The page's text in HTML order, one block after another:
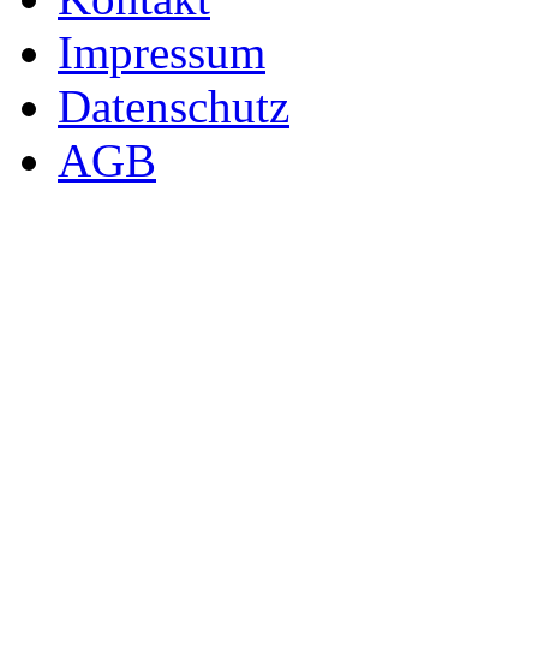
Impressum
Datenschutz
AGB